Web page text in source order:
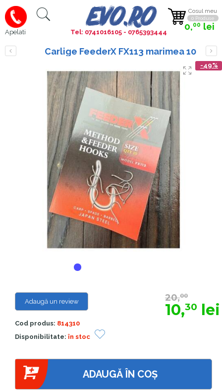
Apelati
Cosul meu
0 Produse
0,00 lei
Tel: 0741016105 - 0765393444
Carlige FeederX FX113 marimea 10
-49%
Adaugă un review
Cod produs: 814310
Disponibilitate: în stoc
20,00
10,30 lei
ADAUGĂ ÎN COȘ